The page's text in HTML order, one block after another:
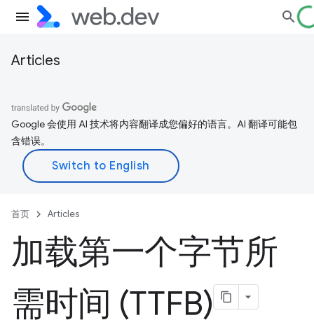
Articles
Google 会使用 AI 技术将内容翻译成您偏好的语言。AI 翻译可能包
含错误。
首页 Articles
加载第一个字节所
需时间 (TTFB)